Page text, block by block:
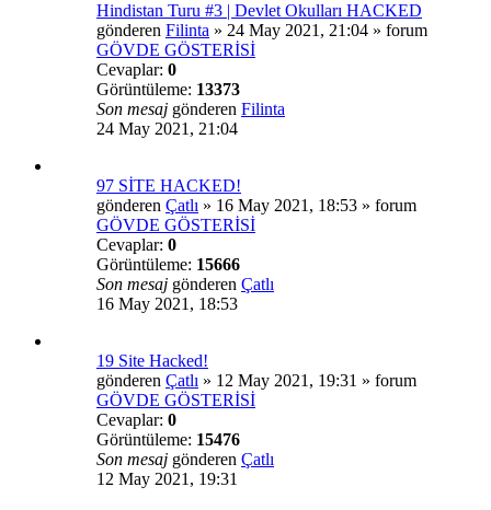
Hindistan Turu #3 | Devlet Okulları HACKED
gönderen Filinta » 24 May 2021, 21:04 » forum
GÖVDE GÖSTERİSİ
Cevaplar: 0
Görüntüleme: 13373
Son mesaj gönderen Filinta
24 May 2021, 21:04
97 SİTE HACKED!
gönderen Çatlı » 16 May 2021, 18:53 » forum
GÖVDE GÖSTERİSİ
Cevaplar: 0
Görüntüleme: 15666
Son mesaj gönderen Çatlı
16 May 2021, 18:53
19 Site Hacked!
gönderen Çatlı » 12 May 2021, 19:31 » forum
GÖVDE GÖSTERİSİ
Cevaplar: 0
Görüntüleme: 15476
Son mesaj gönderen Çatlı
12 May 2021, 19:31